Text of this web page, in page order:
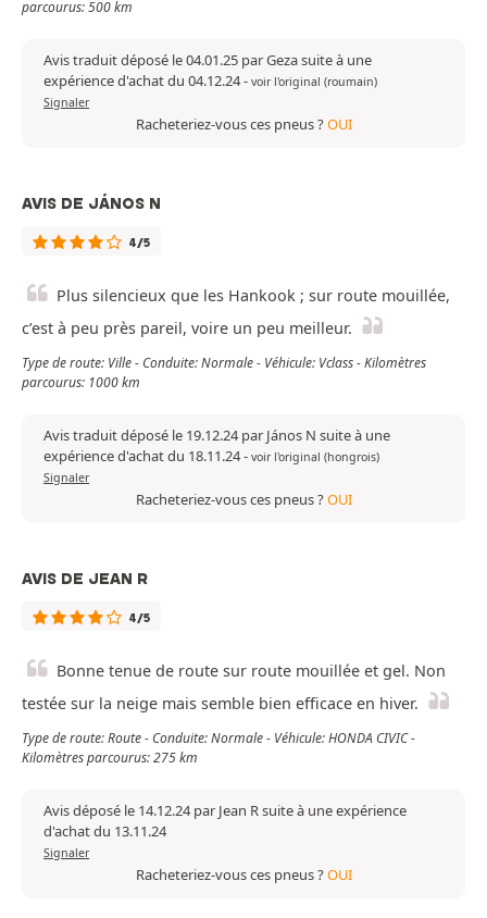
parcourus: 500 km
Avis traduit déposé le 04.01.25 par Geza suite à une
expérience d'achat du 04.12.24- voir l'original (roumain)
Signaler
Racheteriez-vous ces pneus ?OUI
AVIS DE JÁNOS N
4/5
Plus silencieux que les Hankook ; sur route mouillée,
c’est à peu près pareil, voire un peu meilleur.
Type de route: Ville - Conduite: Normale - Véhicule: Vclass - Kilomètres
parcourus: 1000 km
Avis traduit déposé le 19.12.24 par János N suite à une
expérience d'achat du 18.11.24- voir l'original (hongrois)
Signaler
Racheteriez-vous ces pneus ?OUI
AVIS DE JEAN R
4/5
Bonne tenue de route sur route mouillée et gel. Non
testée sur la neige mais semble bien efficace en hiver.
Type de route: Route - Conduite: Normale - Véhicule: HONDA CIVIC -
Kilomètres parcourus: 275 km
Avis déposé le 14.12.24 par Jean R suite à une expérience
d'achat du 13.11.24
Signaler
Racheteriez-vous ces pneus ?OUI